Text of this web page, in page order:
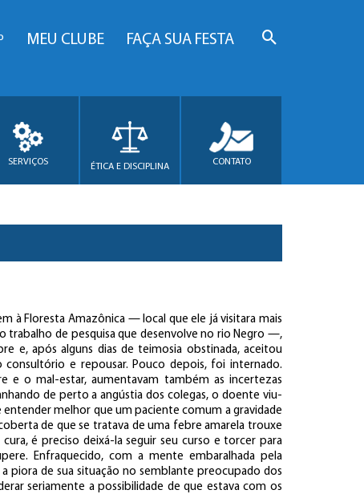
MEU CLUBE FAÇA SUA FESTA
SERVIÇOS ÉTICA E DISCIPLINA CONTATO
à Floresta Amazônica — local que ele já visitara mais
trabalho de pesquisa que desenvolve no rio Negro —,
e, após alguns dias de teimosia obstinada, aceitou
e repousar. Pouco depois, foi internado.
e o mal-estar, aumentavam também as incertezas
de perto a angústia dos colegas, o doente viu-
melhor que um paciente comum a gravidade
de que se tratava de uma febre amarela trouxe
é preciso deixá-la seguir seu curso e torcer para
Enfraquecido, com a mente embaralhada pela
piora de sua situação no semblante preocupado dos
seriamente a possibilidade de que estava com os